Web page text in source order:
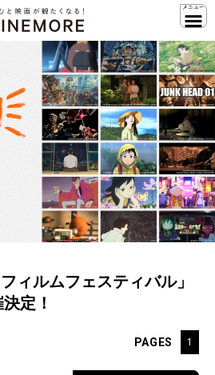
ィルムフェスティバル」
定！
PAGES 1